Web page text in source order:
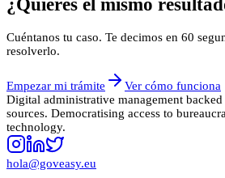
¿Quieres el mismo
Cuéntanos tu caso. Te decimos en 60
resolverlo.
Empezar mi trámite
Ver cómo funciona
Digital administrative management
sources. Democratising access to
technology.
hola@goveasy.eu